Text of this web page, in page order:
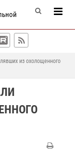
из охолощенного